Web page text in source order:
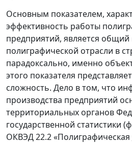
Основным показателем,
эффективность работы
предприятий, является
полиграфической отрасли в
парадоксально, именно
этого показателя
сложность. Дело в том, что
производства предприятий
территориальных органов
государственной статистики
ОКВЭД 22.2 «Полиграфическая